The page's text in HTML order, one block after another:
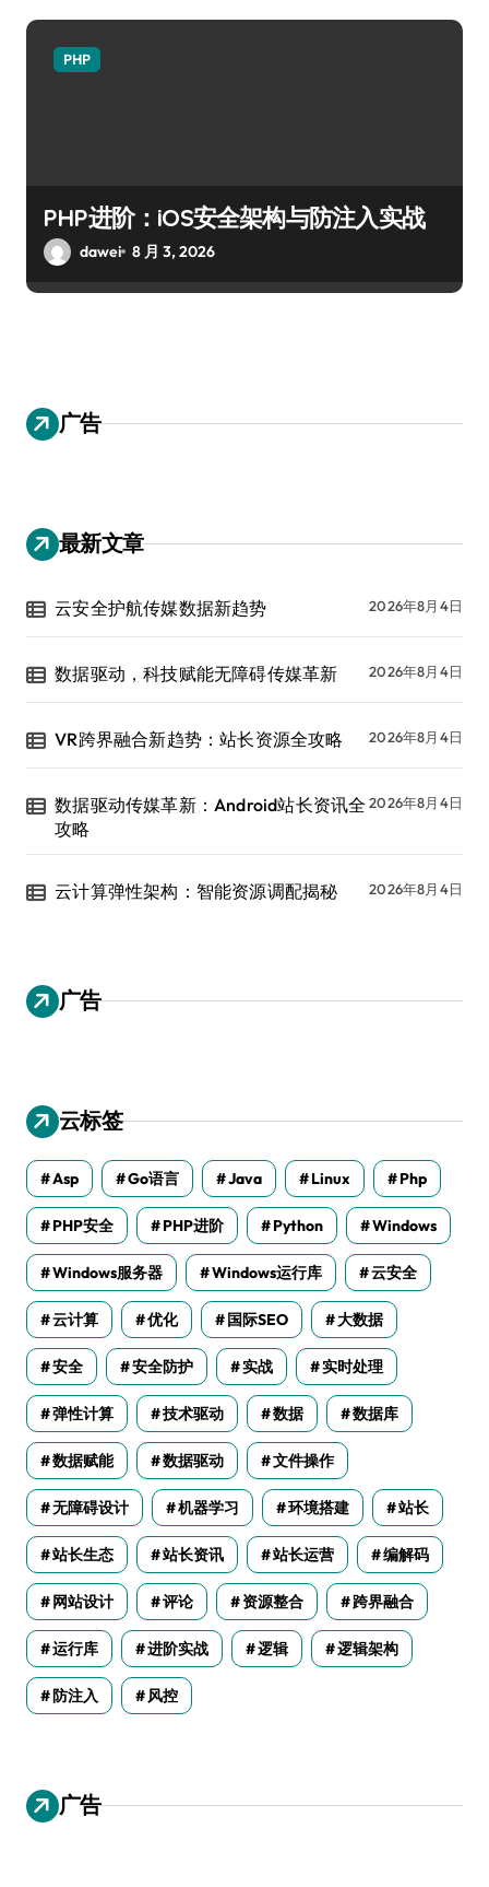
PHP
PHP进阶：iOS安全架构与防注入实战
dawei 8 月 3, 2026
广告
最新文章
云安全护航传媒数据新趋势 2026年8月4日
数据驱动，科技赋能无障碍传媒革新 2026年8月4日
VR跨界融合新趋势：站长资源全攻略 2026年8月4日
数据驱动传媒革新：Android站长资讯全
攻略
2026年8月4日
云计算弹性架构：智能资源调配揭秘 2026年8月4日
广告
云标签
Asp Go语言 Java Linux Php
PHP安全 PHP进阶 Python Windows
Windows服务器 Windows运行库 云安全
云计算 优化 国际SEO 大数据
安全 安全防护 实战 实时处理
弹性计算 技术驱动 数据 数据库
数据赋能 数据驱动 文件操作
无障碍设计 机器学习 环境搭建 站长
站长生态 站长资讯 站长运营 编解码
网站设计 评论 资源整合 跨界融合
运行库 进阶实战 逻辑 逻辑架构
防注入 风控
广告